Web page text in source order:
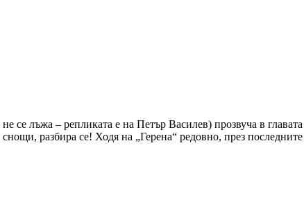
се лъжа – репликата е на Петър Василев) прозвуча в
разбира се! Ходя на „Герена“ редовно, през